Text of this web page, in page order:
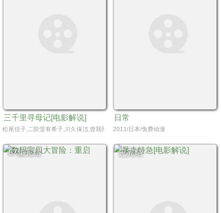
三千里寻母记[电影解说]
松尾佳子,二阶堂有希子,川久保洁,曾我部和行,永井一郎,小原乃梨子,信泽三惠子,千
日常
2011/日本/免费动漫
67集完结 已完结